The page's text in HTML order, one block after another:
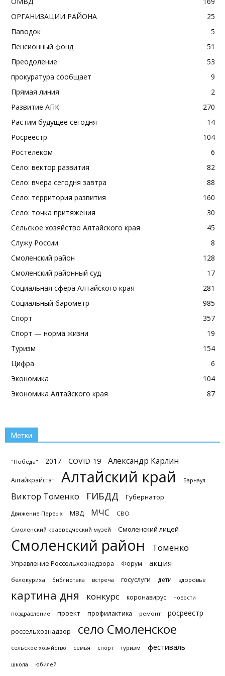
ОРГАНИЗАЦИИ РАЙОНА
25
Паводок
5
Пенсионный фонд
51
Преодоление
53
прокуратура сообщает
9
Прямая линия
2
Развитие АПК
270
Растим будущее сегодня
14
Росреестр
104
Ростелеком
6
Село: вектор развития
82
Село: вчера сегодня завтра
88
Село: территория развития
160
Село: точка притяжения
30
Сельское хозяйство Алтайского края
45
Служу России
8
Смоленский район
128
Смоленский районный суд
17
Социальная сфера Алтайского края
281
Социальный барометр
985
Спорт
357
Спорт — норма жизни
19
Туризм
154
Цифра
6
Экономика
104
Экономика Алтайского края
87
Метки
"Победа" 2017 COVID-19 Александр Карлин
Алтайкрайстат Алтайский край Барнаул
Виктор Томенко ГИБДД Губернатор
Движение Первых МВД МЧС СВО
Смоленский краеведческий музей Смоленский лицей
Смоленский район Томенко
Управление Россельхознадзора Форум акция
белокуриха библиотека встреча госуслуги дети здоровье
картина дня конкурс коронавирус новости
поздравление проект профилактика ремонт росреестр
россельхознадзор село Смоленское
сельское хозяйство семья спорт туризм фестиваль
школа юбилей